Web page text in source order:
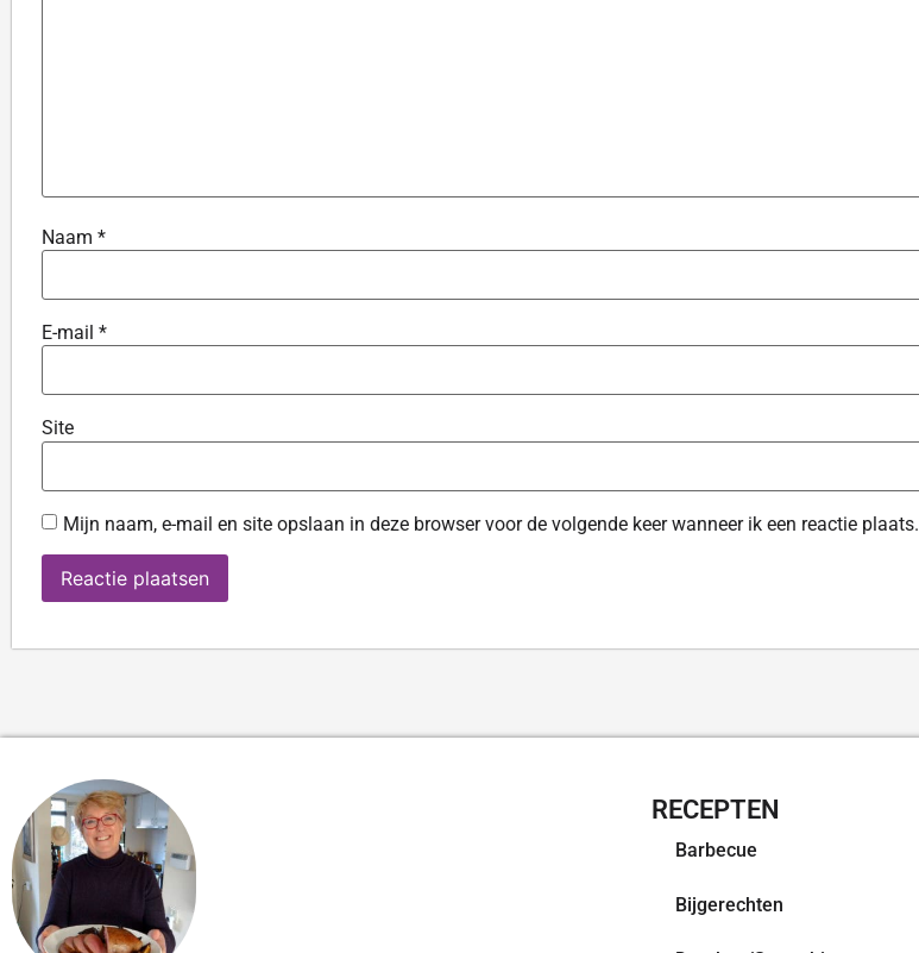
Naam *
E-mail *
Site
Mijn naam, e-mail en site opslaan in deze browser voor de volgende keer wanneer ik een reactie plaats.
RECEPTEN
Barbecue
Bijgerechten